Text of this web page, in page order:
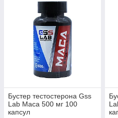
Бустер тестостерона Gss
Lab Maca 500 мг 100
капсул